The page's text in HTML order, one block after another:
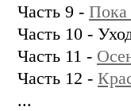
Часть 9 - Пока
Часть 10 -
Часть 11 -
Часть 12 -
...